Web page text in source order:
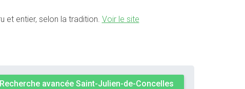
entier, selon la tradition. Voir le site
Recherche avancée Saint-Julien-de-Concelles